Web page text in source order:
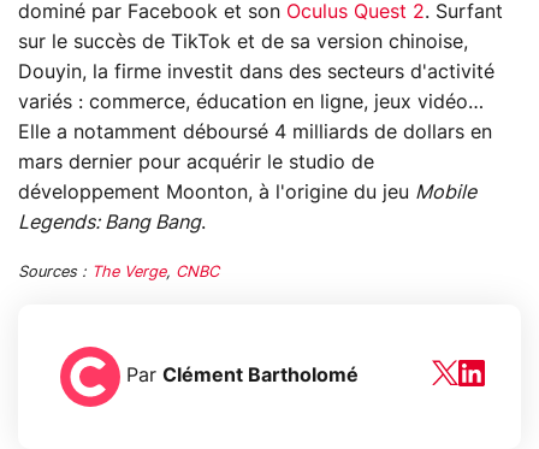
dominé par Facebook et son Oculus Quest 2. Surfant
sur le succès de TikTok et de sa version chinoise,
Douyin, la firme investit dans des secteurs d'activité
variés : commerce, éducation en ligne, jeux vidéo…
Elle a notamment déboursé 4 milliards de dollars en
mars dernier pour acquérir le studio de
développement Moonton, à l'origine du jeu Mobile
Legends: Bang Bang.
Sources : The Verge, CNBC
Par Clément Bartholomé